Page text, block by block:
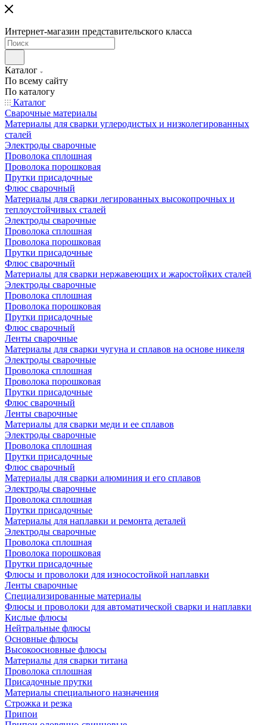
Интернет-магазин представительского класса
Каталог
По всему сайту
По каталогу
Каталог
Сварочные материалы
Материалы для сварки углеродистых и низколегированных
сталей
Электроды сварочные
Проволока сплошная
Проволока порошковая
Прутки присадочные
Флюс сварочный
Материалы для сварки легированных высокопрочных и
теплоустойчивых сталей
Электроды сварочные
Проволока сплошная
Проволока порошковая
Прутки присадочные
Флюс сварочный
Материалы для сварки нержавеющих и жаростойких сталей
Электроды сварочные
Проволока сплошная
Проволока порошковая
Прутки присадочные
Флюс сварочный
Ленты сварочные
Материалы для сварки чугуна и сплавов на основе никеля
Электроды сварочные
Проволока сплошная
Проволока порошковая
Прутки присадочные
Флюс сварочный
Ленты сварочные
Материалы для сварки меди и ее сплавов
Электроды сварочные
Проволока сплошная
Прутки присадочные
Флюс сварочный
Материалы для сварки алюминия и его сплавов
Электроды сварочные
Проволока сплошная
Прутки присадочные
Материалы для наплавки и ремонта деталей
Электроды сварочные
Проволока сплошная
Проволока порошковая
Прутки присадочные
Флюсы и проволоки для износостойкой наплавки
Ленты сварочные
Специализированные материалы
Флюсы и проволоки для автоматической сварки и наплавки
Кислые флюсы
Нейтральные флюсы
Основные флюсы
Высокоосновные флюсы
Материалы для сварки титана
Проволока сплошная
Присадочные прутки
Материалы специального назначения
Строжка и резка
Припои